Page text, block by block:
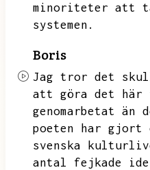
minoriteter att
systemen.
Boris
Jag tror det
att göra det här
genomarbetat än
poeten har gjort
svenska
antal fejkade